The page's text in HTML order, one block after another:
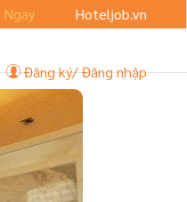
Hoteljob.vn ra mắt phiên
Đăng ký/ Đăng nhập